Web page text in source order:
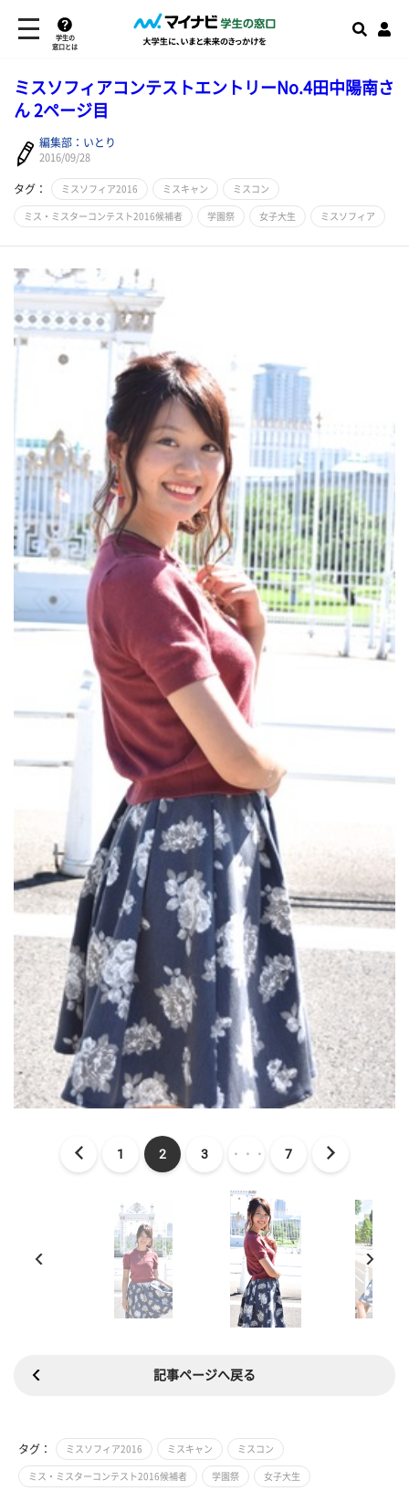
学生の
窓口とは
ミスソフィアコンテストエントリーNo.4田中陽南さ
ん 2ページ目
編集部：いとり
2016/09/28
タグ： ミスソフィア2016 ミスキャン ミスコン
ミス・ミスターコンテスト2016候補者 学園祭 女子大生 ミスソフィア
1 2 3 ・・・ 7
記事ページへ戻る
タグ： ミスソフィア2016 ミスキャン ミスコン
ミス・ミスターコンテスト2016候補者 学園祭 女子大生